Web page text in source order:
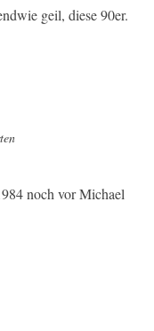
geil, diese 90er.
noch vor Michael